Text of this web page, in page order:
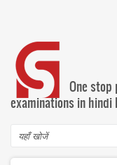
content
One
examinations in hindi
Search